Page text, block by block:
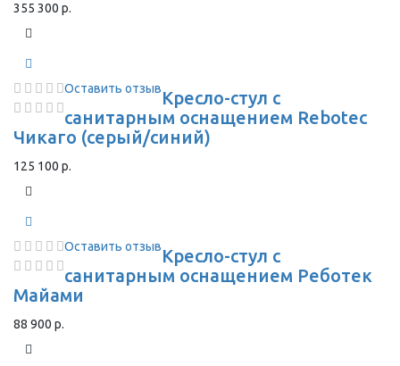
355 300 р.
Оставить отзывКресло-стул с
санитарным оснащением Rebotec
Чикаго (серый/синий)
125 100 р.
Оставить отзывКресло-стул с
санитарным оснащением Реботек
Майами
88 900 р.